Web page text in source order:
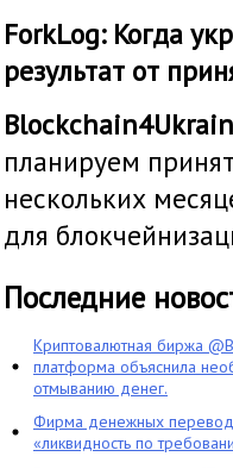
ForkLog: Когда
результат от
планируем
нескольких
для
Последние
Криптовалютная биржа
платформа объяснила
отмыванию денег.
Фирма денежных
«ликвидность по